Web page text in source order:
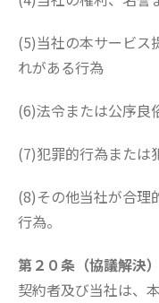
(5)当社の本サービス
れがある行為
(6)法令または公序良
(7)犯罪的行為または
(8)その他当社が合理
行為。
第２０条（協議解決）
契約者及び当社は、